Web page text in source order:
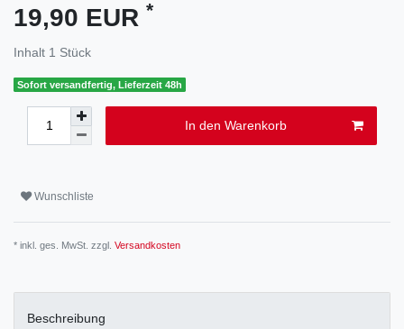
19,90 EUR *
Inhalt 1 Stück
Sofort versandfertig, Lieferzeit 48h
In den Warenkorb
Wunschliste
* inkl. ges. MwSt. zzgl. Versandkosten
Beschreibung